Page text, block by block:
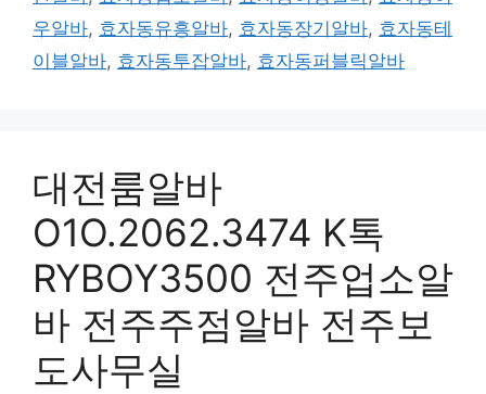
우알바, 효자동유흥알바, 효자동장기알바, 효자동테
이블알바, 효자동투잡알바, 효자동퍼블릭알바
대전룸알바
O1O.2062.3474 K톡
RYBOY3500 전주업소알
바 전주주점알바 전주보
도사무실